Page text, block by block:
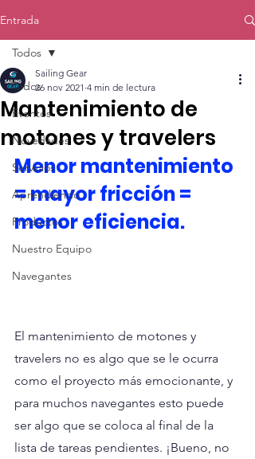
Entrada
Todos
Eventos
Novedades
Servicios
Aprendiendo
Productos
Nuestro Equipo
Navegantes
Todos
Mantenimiento de
motones y travelers
Sailing Gear
26 nov 2021 4 min de lectura
Menor mantenimiento
= mayor fricción =
menor eficiencia.
El mantenimiento de motones y
travelers no es algo que se le ocurra
como el proyecto más emocionante, y
para muchos navegantes esto puede
ser algo que se coloca al final de la
lista de tareas pendientes. ¡Bueno, no